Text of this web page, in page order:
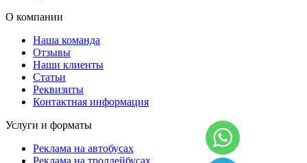
О компании
Наша команда
Отзывы
Наши клиенты
Статьи
Реквизиты
Контактная информация
Услуги и форматы
Реклама на автобусах
Реклама на троллейбусах